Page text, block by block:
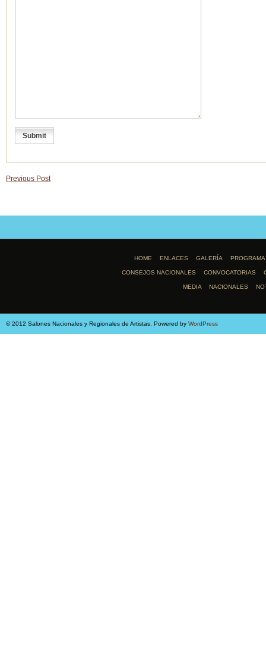
Previous Post
HOME ENLACES GALERÍA PROGRAMA
CONSEJOS NACIONALES CONVOCATORIAS
MEDIA NACIONALES
© 2012 Salones Nacionales y Regionales de Artistas. Powered by WordPress